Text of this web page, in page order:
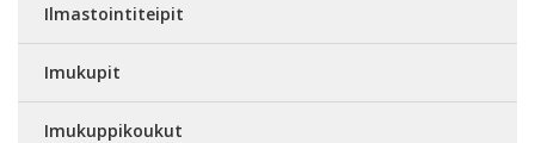
Ilmastointiteipit
Imukupit
Imukuppikoukut